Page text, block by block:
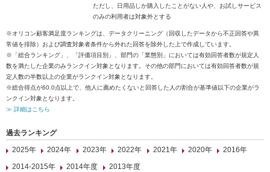
ただし、日用品しか購入したことがない人や、お試しサービス
のみの利用者は対象外とする
※オリコン顧客満足度ランキングは、データクリーニング（回収したデータから不正回答や異
常値を排除）および調査対象者条件から外れた回答を除外した上で作成しています。
※「総合ランキング」、「評価項目別」、部門の「業態別」においては有効回答者数が規定人
数を満たした企業のみランクイン対象となります。その他の部門においては有効回答者数が規
定人数の半数以上の企業がランクイン対象となります。
※総合得点が60.0点以上で、他人に薦めたくないと回答した人の割合が基準値以下の企業がラ
ンクイン対象となります。
≫ 詳細はこちら
過去ランキング
2025年
2024年 2023年 2022年 2021年 2020年
2016年
2014-2015年
2014年度 2013年度